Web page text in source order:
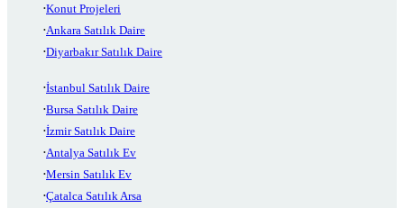
Konut Projeleri
Ankara Satılık Daire
Diyarbakır Satılık Daire
İstanbul Satılık Daire
Bursa Satılık Daire
İzmir Satılık Daire
Antalya Satılık Ev
Mersin Satılık Ev
Çatalca Satılık Arsa